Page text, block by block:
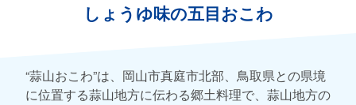
しょうゆ味の五目おこわ
“蒜山おこわ”は、岡山市真庭市北部、鳥取県との県境
に位置する蒜山地方に伝わる郷土料理で、蒜山地方の